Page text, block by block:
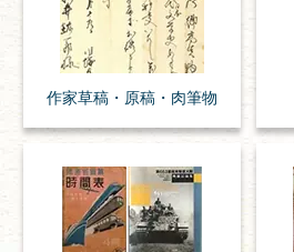
作家草稿・原稿・ 肉筆物